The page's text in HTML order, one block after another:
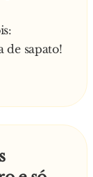
de sapato!